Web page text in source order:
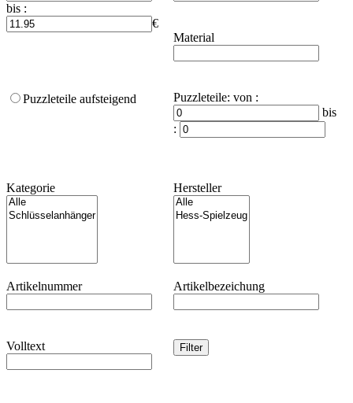
bis :
€
Material
Puzzleteile aufsteigend Puzzleteile: von :
bis
:
Kategorie Hersteller
Artikelnummer Artikelbezeichung
Volltext